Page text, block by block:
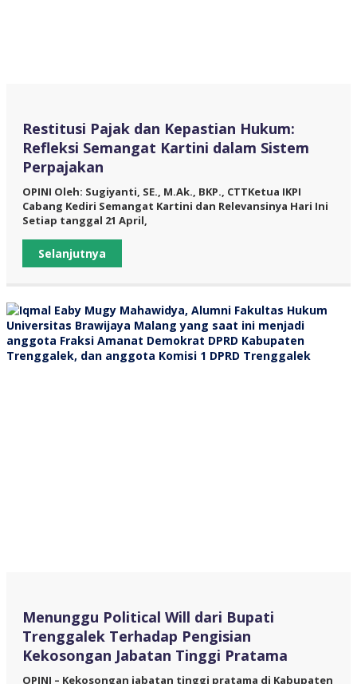
Restitusi Pajak dan Kepastian Hukum:
Refleksi Semangat Kartini dalam Sistem
Perpajakan
OPINI Oleh: Sugiyanti, SE., M.Ak., BKP., CTTKetua IKPI
Cabang Kediri Semangat Kartini dan Relevansinya Hari Ini
Setiap tanggal 21 April,
Selanjutnya
Menunggu Political Will dari Bupati
Trenggalek Terhadap Pengisian
Kekosongan Jabatan Tinggi Pratama
OPINI – Kekosongan jabatan tinggi pratama di Kabupaten